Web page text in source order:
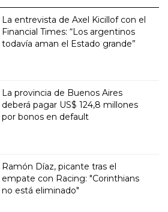
La entrevista de Axel Kicillof con el
Financial Times: “Los argentinos
todavía aman el Estado grande”
La provincia de Buenos Aires
deberá pagar US$ 124,8 millones
por bonos en default
Ramón Díaz, picante tras el
empate con Racing: "Corinthians
no está eliminado"